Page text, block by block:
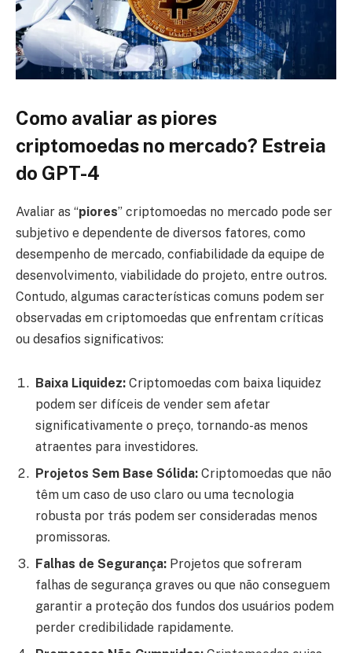
Como avaliar as piores
criptomoedas no mercado? Estreia
do GPT-4
Avaliar as “piores” criptomoedas no mercado pode ser
subjetivo e dependente de diversos fatores, como
desempenho de mercado, confiabilidade da equipe de
desenvolvimento, viabilidade do projeto, entre outros.
Contudo, algumas características comuns podem ser
observadas em criptomoedas que enfrentam críticas
ou desafios significativos:
Baixa Liquidez: Criptomoedas com baixa liquidez
podem ser difíceis de vender sem afetar
significativamente o preço, tornando-as menos
atraentes para investidores.
Projetos Sem Base Sólida: Criptomoedas que não
têm um caso de uso claro ou uma tecnologia
robusta por trás podem ser consideradas menos
promissoras.
Falhas de Segurança: Projetos que sofreram
falhas de segurança graves ou que não conseguem
garantir a proteção dos fundos dos usuários podem
perder credibilidade rapidamente.